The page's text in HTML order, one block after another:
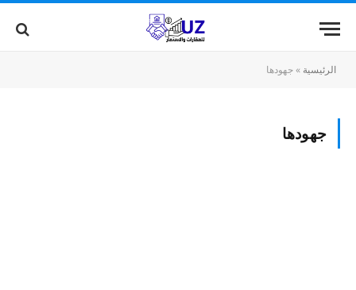
الرئيسية »جهودها
جهودها